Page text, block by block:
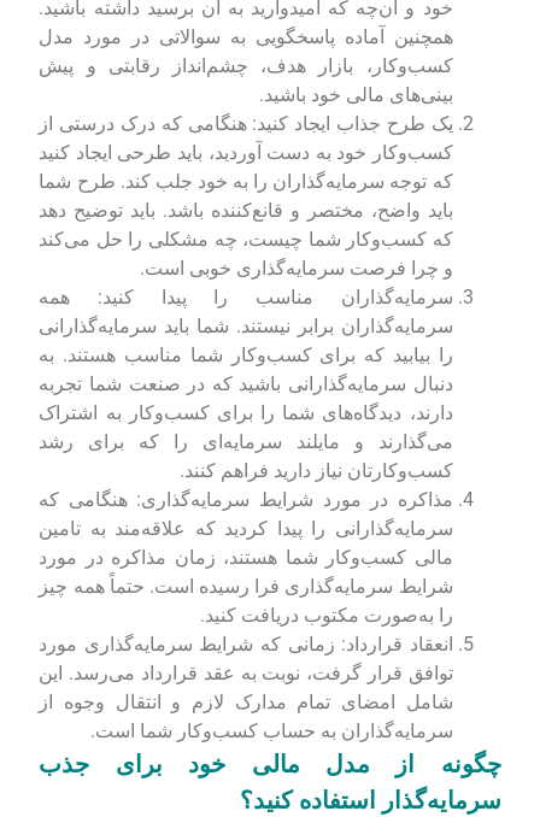
خود و آن‌چه که امیدوارید به آن برسید داشته باشید.
همچنین آماده پاسخگویی به سوالاتی در مورد مدل
کسب‌وکار، بازار هدف، چشم‌انداز رقابتی و پیش
بینی‌های مالی خود باشید.
یک طرح جذاب ایجاد کنید: هنگامی که درک درستی از
کسب‌وکار خود به دست آوردید، باید طرحی ایجاد کنید
که توجه سرمایه‌گذاران را به خود جلب کند. طرح شما
باید واضح، مختصر و قانع‌کننده باشد. باید توضیح دهد
که کسب‌وکار شما چیست، چه مشکلی را حل می‌کند
و چرا فرصت سرمایه‌گذاری خوبی است.
سرمایه‌گذاران مناسب را پیدا کنید: همه
سرمایه‌گذاران برابر نیستند. شما باید سرمایه‌گذارانی
را بیابید که برای کسب‌وکار شما مناسب هستند. به
دنبال سرمایه‌گذارانی باشید که در صنعت شما تجربه
دارند، دیدگاه‌های شما را برای کسب‌وکار به اشتراک
می‌گذارند و مایلند سرمایه‌ای را که برای رشد
کسب‌وکارتان نیاز دارید فراهم کنند.
مذاکره در مورد شرایط سرمایه‌گذاری: هنگامی که
سرمایه‌گذارانی را پیدا کردید که علاقه‌مند به تامین
مالی کسب‌وکار شما هستند، زمان مذاکره در مورد
شرایط سرمایه‌گذاری فرا رسیده است. حتماً همه چیز
را به‌صورت مکتوب دریافت کنید.
انعقاد قرارداد: زمانی که شرایط سرمایه‌گذاری مورد
توافق قرار گرفت، نوبت به عقد قرارداد می‌رسد. این
شامل امضای تمام مدارک لازم و انتقال وجوه از
سرمایه‌گذاران به حساب کسب‌وکار شما است.
چگونه از مدل مالی خود برای جذب
سرمایه‌گذار استفاده کنید؟